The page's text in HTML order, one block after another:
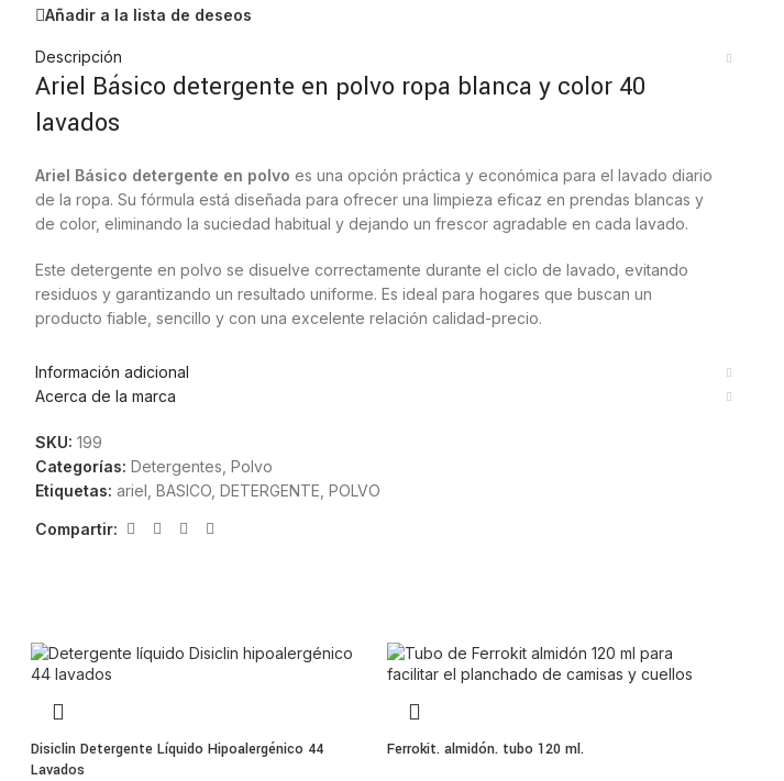
Añadir a la lista de deseos
Descripción
Ariel Básico detergente en polvo ropa blanca y color 40
lavados
Ariel Básico detergente en polvo es una opción práctica y económica para el lavado diario
de la ropa. Su fórmula está diseñada para ofrecer una limpieza eficaz en prendas blancas y
de color, eliminando la suciedad habitual y dejando un frescor agradable en cada lavado.
Este detergente en polvo se disuelve correctamente durante el ciclo de lavado, evitando
residuos y garantizando un resultado uniforme. Es ideal para hogares que buscan un
producto fiable, sencillo y con una excelente relación calidad-precio.
Beneficios de Ariel Básico detergente en polvo
Elimina la suciedad diaria con facilidad.
Aporta frescor y sensación de limpieza.
Formato maleta resistente y fácil de transportar.
Buena disolución durante el lavado.
El envase tipo maleta es perfecto para almacenar y transportar el detergente de forma
segura. Su diseño facilita el uso y protege el producto de la humedad, manteniéndolo en
Modo de uso
Información adicional
Acerca de la marca
SKU:199
Categorías: Detergentes Polvo
Etiquetas: ariel BASICO DETERGENTE POLVO
Compartir:
Disiclin Detergente Líquido Hipoalergénico 44
Lavados
Ferrokit. almidón. tubo 120 ml.